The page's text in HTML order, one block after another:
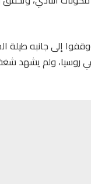
إلى جانبه طيلة
روسيا، ولم يشهد